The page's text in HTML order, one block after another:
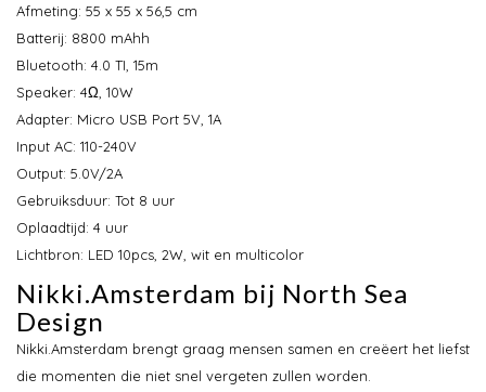
Afmeting: 55 x 55 x 56,5 cm
Batterij: 8800 mAhh
Bluetooth: 4.0 TI, 15m
Speaker: 4Ω, 10W
Adapter: Micro USB Port 5V, 1A
Input AC: 110-240V
Output: 5.0V/2A
Gebruiksduur: Tot 8 uur
Oplaadtijd: 4 uur
Lichtbron: LED 10pcs, 2W, wit en multicolor
Nikki.Amsterdam bij North Sea
Design
Nikki.Amsterdam brengt graag mensen samen en creëert het liefst
die momenten die niet snel vergeten zullen worden.